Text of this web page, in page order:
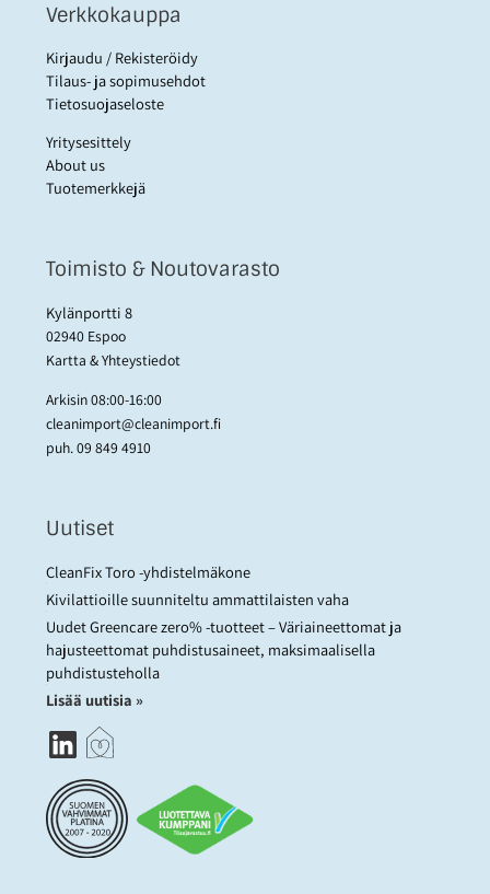
Verkkokauppa
Kirjaudu / Rekisteröidy
Tilaus- ja sopimusehdot
Tietosuojaseloste
Yritysesittely
About us
Tuotemerkkejä
Toimisto & Noutovarasto
Kylänportti 8
02940 Espoo
Kartta & Yhteystiedot
Arkisin 08:00-16:00
cleanimport@cleanimport.fi
puh.09 849 4910
Uutiset
CleanFix Toro -yhdistelmäkone
Kivilattioille suunniteltu ammattilaisten vaha
Uudet Greencare zero% -tuotteet – Väriaineettomat ja
hajusteettomat puhdistusaineet, maksimaalisella
puhdistusteholla
Lisää uutisia »